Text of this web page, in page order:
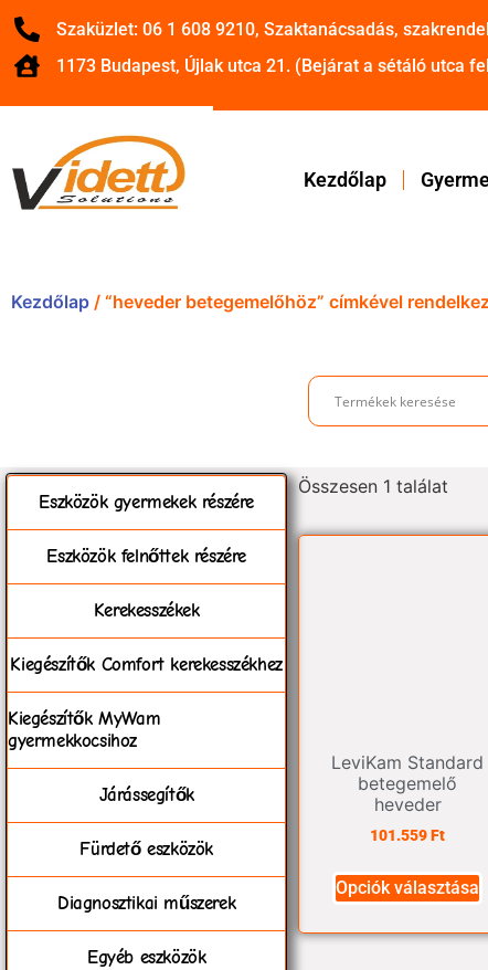
Szaküzlet: 06 1 608 9210, Szaktanácsadás,
1173 Budapest, Újlak utca 21. (Bejárat a sétáló utca
Kezdőlap
Kezdőlap / “heveder betegemelőhöz” címkével
Eszközök gyermekek részére
Eszközök felnőttek részére
Kerekesszékek
Kiegészítők Comfort kerekesszékhez
Kiegészítők MyWam
gyermekkocsihoz
Járássegítők
Fürdető eszközök
Diagnosztikai műszerek
Egyéb eszközök
Összesen 1 találat
LeviKam Standard
betegemelő
heveder
101.559Ft
Opciók választása